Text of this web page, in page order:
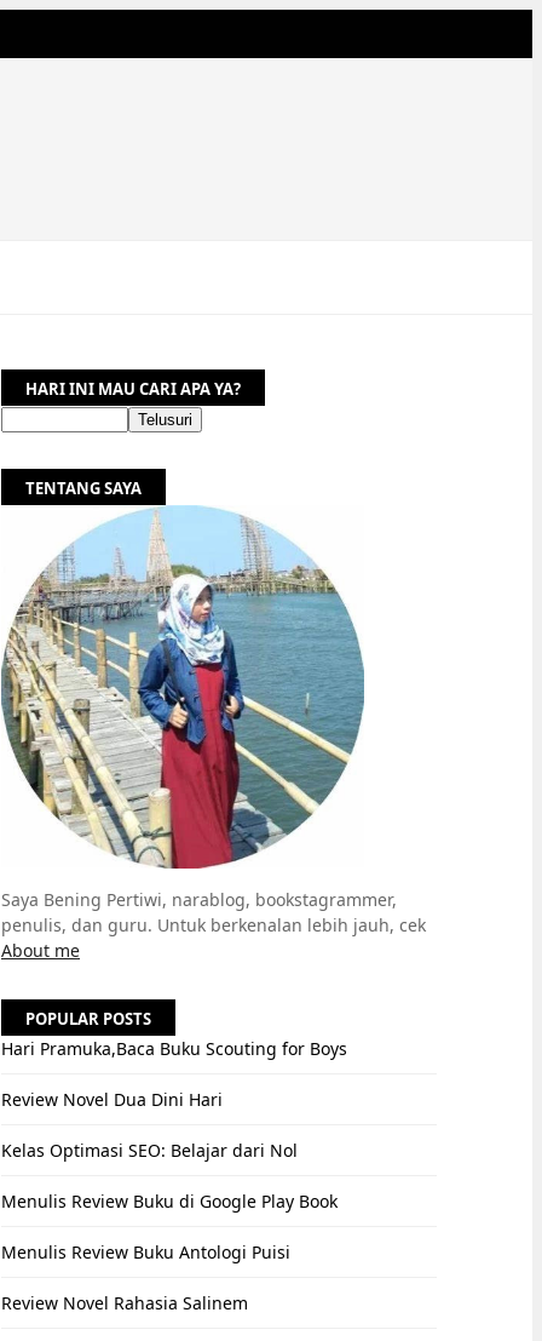
HARI INI MAU CARI APA YA?
TENTANG SAYA
Saya Bening Pertiwi, narablog, bookstagrammer,
penulis, dan guru. Untuk berkenalan lebih jauh, cek
About me
POPULAR POSTS
Hari Pramuka,Baca Buku Scouting for Boys
Review Novel Dua Dini Hari
Kelas Optimasi SEO: Belajar dari Nol
Menulis Review Buku di Google Play Book
Menulis Review Buku Antologi Puisi
Review Novel Rahasia Salinem